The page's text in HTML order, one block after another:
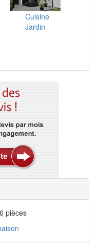
Cuisine
Jardin
pièces